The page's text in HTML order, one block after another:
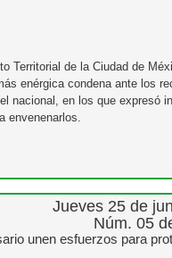
Territorial de la Ciudad de
enérgica condena ante los
nacional, en los que
envenenarlos.
Jueves 25 de
Núm. 05
unen esfuerzos para